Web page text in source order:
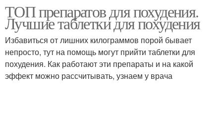
Чаев для похудения Чаи для похудения
ТОП препаратов для похудения.
Лучшие таблетки для похудения
Избавиться от лишних килограммов порой бывает
непросто, тут на помощь могут прийти таблетки для
похудения. Как работают эти препараты и на какой
эффект можно рассчитывать, узнаем у врача